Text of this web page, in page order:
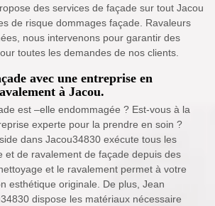
des services de façade sur tout Jacou
de risque dommages façade. Ravaleurs
nous intervenons pour garantir des
toutes les demandes de nos clients.
avec une entreprise en
à Jacou.
est –elle endommagée ? Est-vous à la
experte pour la prendre en soin ?
dans Jacou34830 exécute tous les
et de ravalement de façade depuis des
et le ravalement permet à votre
esthétique originale. De plus, Jean
dispose les matériaux nécessaire